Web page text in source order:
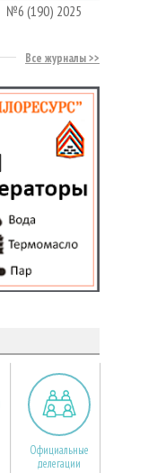
№6 (190) 2025
Все журналы
Официальные
делегации